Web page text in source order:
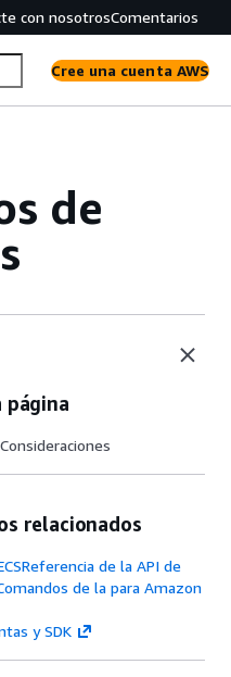
con nosotrosComentarios
Cree una cuenta AWS
de
página
Consideraciones
relacionados
de la API de
de la para Amazon
y SDK